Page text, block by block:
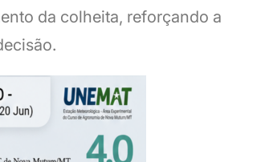
da colheita, reforçando a